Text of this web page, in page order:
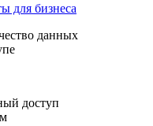
для бизнеса
данных
доступ